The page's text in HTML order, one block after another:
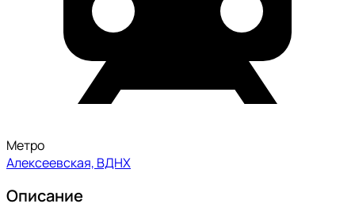
Метро
Алексеевская, ВДНХ
Описание